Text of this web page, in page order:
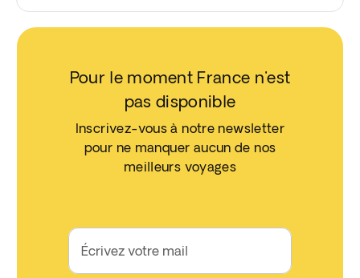
Pour le moment France n'est
pas disponible
Inscrivez-vous à notre newsletter
pour ne manquer aucun de nos
meilleurs voyages
Écrivez votre mail